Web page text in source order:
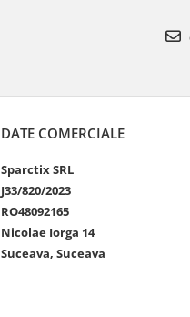
DATE COMERCIALE
Sparctix SRL
J33/820/2023
RO48092165
Nicolae Iorga 14
Suceava, Suceava